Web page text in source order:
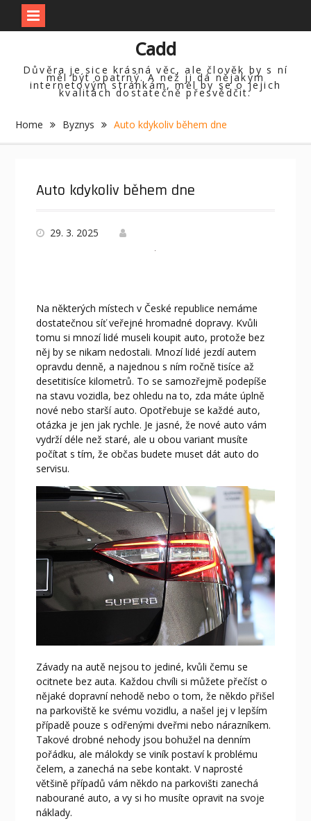
content
Cadd
Důvěra je sice krásná věc, ale člověk by s ní
měl být opatrný. A než ji dá nějakým
internetovým stránkám, měl by se o jejich
kvalitách dostatečně přesvědčit.
Home Byznys Auto kdykoliv během dne
Auto kdykoliv během dne
29. 3. 2025
Na některých místech v České republice nemáme
dostatečnou síť veřejné hromadné dopravy. Kvůli
tomu si mnozí lidé museli koupit auto, protože bez
něj by se nikam nedostali. Mnozí lidé jezdí autem
opravdu denně, a najednou s ním ročně tisíce až
desetitisíce kilometrů. To se samozřejmě podepíše
na stavu vozidla, bez ohledu na to, zda máte úplně
nové nebo starší auto. Opotřebuje se každé auto,
otázka je jen jak rychle. Je jasné, že nové auto vám
vydrží déle než staré, ale u obou variant musíte
počítat s tím, že občas budete muset dát auto do
servisu.
Závady na autě nejsou to jediné, kvůli čemu se
ocitnete bez auta. Každou chvíli si můžete přečíst o
nějaké dopravní nehodě nebo o tom, že někdo přišel
na parkoviště ke svému vozidlu, a našel jej v lepším
případě pouze s odřenými dveřmi nebo nárazníkem.
Takové drobné nehody jsou bohužel na denním
pořádku, ale málokdy se viník postaví k problému
čelem, a zanechá na sebe kontakt. V naprosté
většině případů vám někdo na parkovišti zanechá
nabourané auto, a vy si ho musíte opravit na svoje
náklady.